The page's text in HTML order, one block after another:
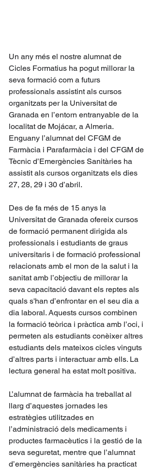
Un any més el nostre alumnat de
Cicles Formatius ha pogut millorar la
seva formació com a futurs
professionals assistint als cursos
organitzats per la Universitat de
Granada en l’entorn entranyable de la
localitat de Mojácar, a Almeria.
Enguany l’alumnat del CFGM de
Farmàcia i Parafarmàcia i del CFGM de
Tècnic d’Emergències Sanitàries ha
assistit als cursos organitzats els dies
27, 28, 29 i 30 d’abril.
Des de fa més de 15 anys la
Universitat de Granada ofereix cursos
de formació permanent dirigida als
professionals i estudiants de graus
universitaris i de formació professional
relacionats amb el mon de la salut i la
sanitat amb l’objectiu de millorar la
seva capacitació davant els reptes als
quals s'han d’enfrontar en el seu dia a
dia laboral. Aquests cursos combinen
la formació teòrica i pràctica amb l’oci, i
permeten als estudiants conèixer altres
estudiants dels mateixos cicles vinguts
d’altres parts i interactuar amb ells. La
lectura general ha estat molt positiva.
L’alumnat de farmàcia ha treballat al
llarg d’aquestes jornades les
estratègies utilitzades en
l’administració dels medicaments i
productes farmacèutics i la gestió de la
seva seguretat, mentre que l’alumnat
d’emergències sanitàries ha practicat